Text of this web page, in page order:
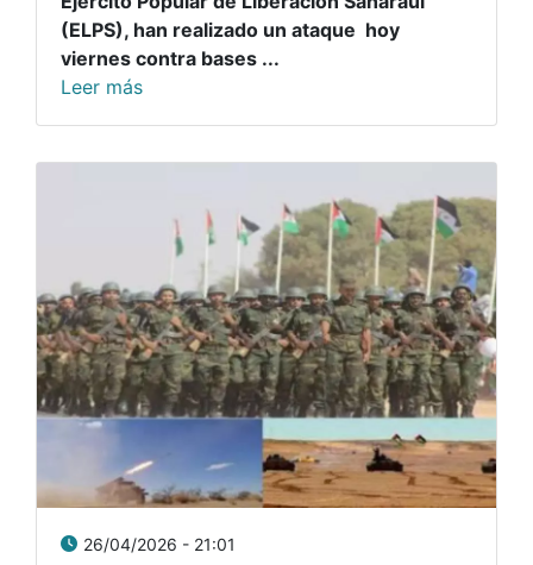
(ELPS), han realizado un ataque hoy
viernes contra bases ...
Leer más
26/04/2026 - 21:01